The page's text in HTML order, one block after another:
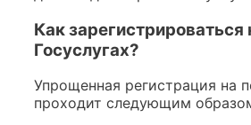
Как зарегистрироваться
Госуслугах?
Упрощенная регистрация на
проходит следующим